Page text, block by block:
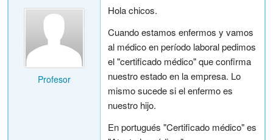
Profesor
Hola chicos.
Cuando estamos enfermos y vamos
al médico en período laboral pedimos
el "certificado médico" que confirma
nuestro estado en la empresa. Lo
mismo sucede si el enfermo es
nuestro hijo.
En portugués "Certificado médico" es